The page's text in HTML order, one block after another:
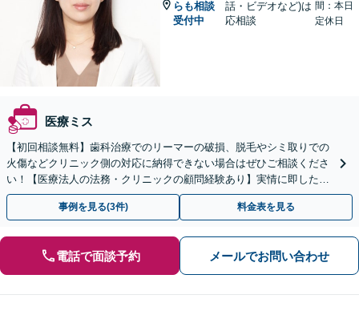
らも相談
受付中
話・ビデオなど)は
応相談
間：本日
定休日
医療ミス
【初回相談無料】歯科治療でのリーマーの破損、脱毛やシミ取りでの
火傷などクリニック側の対応に納得できない場合はぜひご相談くださ
い！【医療法人の法務・クリニックの顧問経験あり】実情に即したア
ドバイスで、納得のできるトラブルの解決を目指します。
事例を見る(3件) 料金表を見る
電話で面談予約 メールでお問い合わせ